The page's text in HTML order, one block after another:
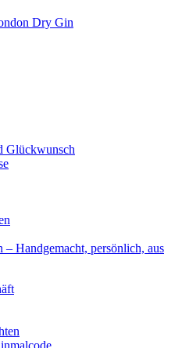
Dry Gin
Glückwunsch
Handgemacht, persönlich, aus